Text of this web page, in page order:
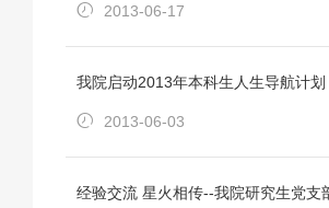
2013-06-17
我院启动2013年本科生人生导航计划
2013-06-03
经验交流 星火相传--我院研究生党支